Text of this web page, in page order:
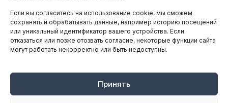
Если вы согласитесь на использование cookie, мы сможем
сохранять и обрабатывать данные, например историю посещений
или уникальный идентификатор вашего устройства. Если
отказаться или позже отозвать согласие, некоторые функции сайта
могут работать некорректно или быть недоступны.
Принять
ARTICLES IN ENGLISH
НАВИГАЦИЯ
Оплата онлайн